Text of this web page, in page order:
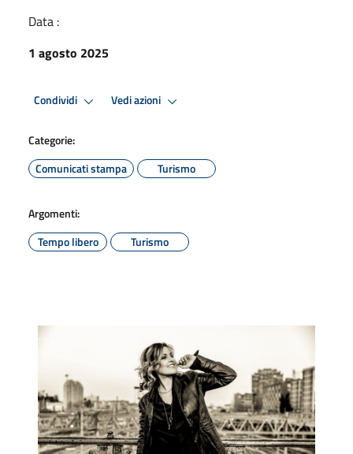
Data :
1 agosto 2025
Condividi Vedi azioni
Categorie:
Comunicati stampa
Turismo
Argomenti:
Tempo libero
Turismo